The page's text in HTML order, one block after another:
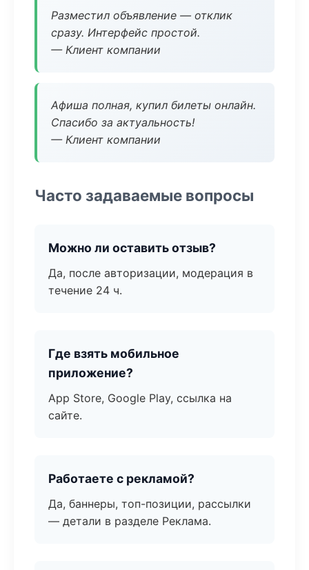
Разместил объявление — отклик
сразу. Интерфейс простой.
— Клиент компании
Афиша полная, купил билеты онлайн.
Спасибо за актуальность!
— Клиент компании
Часто задаваемые вопросы
Можно ли оставить отзыв?
Да, после авторизации, модерация в
течение 24 ч.
Где взять мобильное
приложение?
App Store, Google Play, ссылка на
сайте.
Работаете с рекламой?
Да, баннеры, топ-позиции, рассылки
— детали в разделе Реклама.